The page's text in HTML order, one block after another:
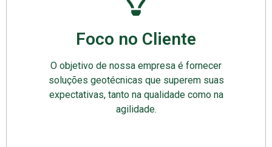
Foco no Cliente
O objetivo de nossa empresa é fornecer
soluções geotécnicas que superem suas
expectativas, tanto na qualidade como na
agilidade.